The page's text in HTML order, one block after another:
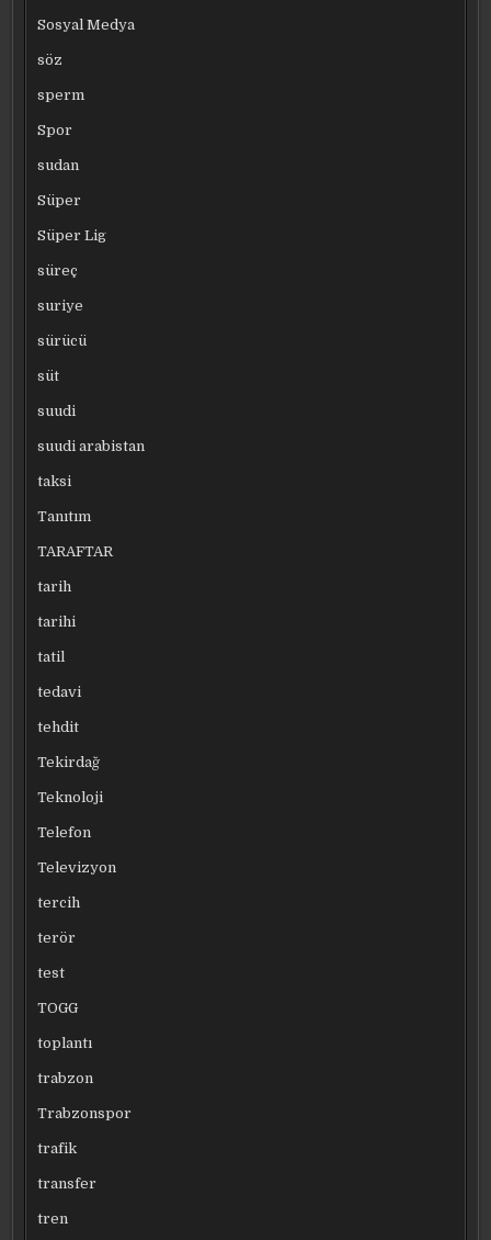
Sosyal Medya
söz
sperm
Spor
sudan
Süper
Süper Lig
süreç
suriye
sürücü
süt
suudi
suudi arabistan
taksi
Tanıtım
TARAFTAR
tarih
tarihi
tatil
tedavi
tehdit
Tekirdağ
Teknoloji
Telefon
Televizyon
tercih
terör
test
TOGG
toplantı
trabzon
Trabzonspor
trafik
transfer
tren